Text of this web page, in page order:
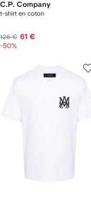
C.P. Company
t-shirt en coton
126 € 61 €
-50%